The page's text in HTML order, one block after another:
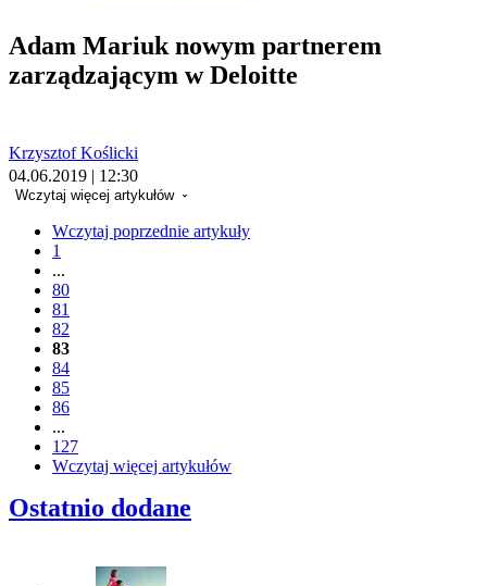
Adam Mariuk nowym partnerem
zarządzającym w Deloitte
Krzysztof Koślicki
04.06.2019 | 12:30
Wczytaj więcej artykułów
Wczytaj poprzednie artykuły
1
...
80
81
82
83
84
85
86
...
127
Wczytaj więcej artykułów
Ostatnio dodane